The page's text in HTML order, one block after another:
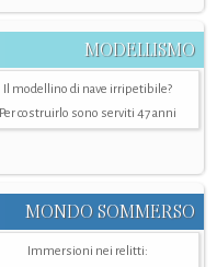
MODELLISMO
Il modellino di nave irripetibile?
Per costruirlo sono serviti 47 anni
MONDO SOMMERSO
Immersioni nei relitti: